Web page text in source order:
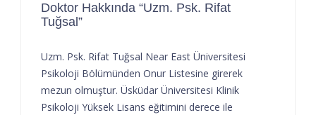
Doktor Hakkında “Uzm. Psk. Rifat
Tuğsal”
Uzm. Psk. Rifat Tuğsal Near East Üniversitesi
Psikoloji Bölümünden Onur Listesine girerek
mezun olmuştur. Üsküdar Üniversitesi Klinik
Psikoloji Yüksek Lisans eğitimini derece ile